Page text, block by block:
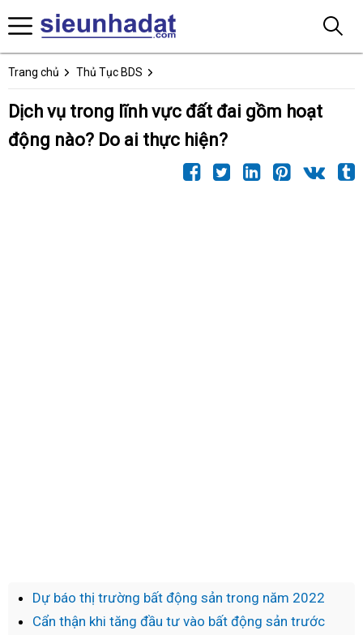
Trang chủ Thủ Tục BDS
Dịch vụ trong lĩnh vực đất đai gồm hoạt
động nào? Do ai thực hiện?
Dự báo thị trường bất động sản trong năm 2022
Cẩn thận khi tăng đầu tư vào bất động sản trước